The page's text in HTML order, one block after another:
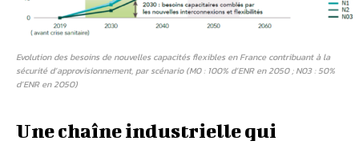
Evolution des besoins de nouvelles capacités flexibles en France contribuant à la
sécurité d’approvisionnement, par scénario (M0 : 100% d’ENR en 2050 ; N03 : 50%
d’ENR en 2050)
Une chaîne industrielle qui